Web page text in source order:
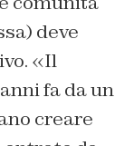
deve
«Il
fa da un
creare